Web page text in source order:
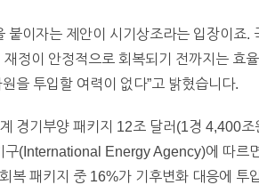
붙이자는 제안이 시기상조라는 입장이
정이 안정적으로 회복되기 전까지는 효
을 투입할 여력이 없다”고 밝혔습니다.
경기부양 패키지 12조 달러(1경 4,400
(International Energy Agency)에 따르
복 패키지 중 16%가 기후변화 대응에 투